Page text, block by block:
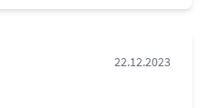
22.12.2023